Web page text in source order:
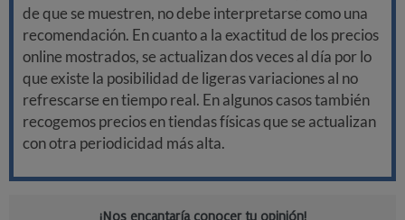
de que se muestren, no debe interpretarse como una
recomendación. En cuanto a la exactitud de los precios
online mostrados, se actualizan dos veces al día por lo
que existe la posibilidad de ligeras variaciones al no
refrescarse en tiempo real. En algunos casos también
recogemos precios en tiendas físicas que se actualizan
con otra periodicidad más alta.